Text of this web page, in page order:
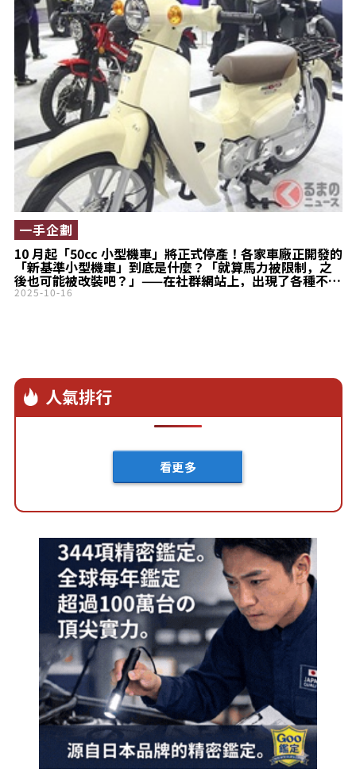
10 月起「50cc 小型機車」將正式停產！各家車廠正開發的
「新基準小型機車」到底是什麼？「就算馬力被限制，之
後也可能被改裝吧？」——在社群網站上，出現了各種不同
的擔憂聲音
一手企劃
2025-10-16
人氣排行
看更多